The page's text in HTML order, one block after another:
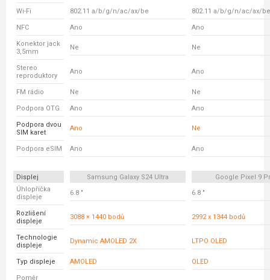
Wi-Fi 802.11 a/b/g/n/ac/ax/be 802.11 a/b/g/n/ac/ax/be
NFC Ano Ano
Konektor jack
3,5mm
Ne Ne
Stereo
reproduktory
Ano Ano
FM rádio Ne Ne
Podpora OTG Ano Ano
Podpora dvou
SIM karet
Ano Ne
Podpora eSIM Ano Ano
Displej Samsung Galaxy S24 Ultra
Google Pixel 9
Úhlopříčka
displeje
6.8 " 6.8 "
Rozlišení
displeje
3088 × 1440 bodů 2992 x 1344 bodů
Technologie
displeje
Dynamic AMOLED 2X LTPO OLED
Typ displeje AMOLED OLED
Poměr